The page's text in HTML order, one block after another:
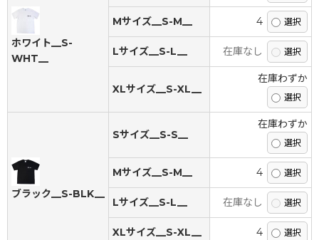
ホワイト__S-
WHT__
Mサイズ__S-M__ 4
Lサイズ__S-L__ 在庫なし
XLサイズ__S-XL__
在庫わずか
ブラック__S-BLK__
Sサイズ__S-S__
在庫わずか
Mサイズ__S-M__ 4
Lサイズ__S-L__ 在庫なし
XLサイズ__S-XL__ 4